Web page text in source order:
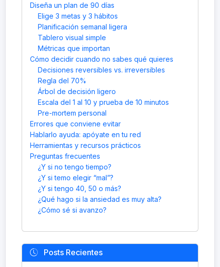
Diseña un plan de 90 días
Elige 3 metas y 3 hábitos
Planificación semanal ligera
Tablero visual simple
Métricas que importan
Cómo decidir cuando no sabes qué quieres
Decisiones reversibles vs. irreversibles
Regla del 70%
Árbol de decisión ligero
Escala del 1 al 10 y prueba de 10 minutos
Pre-mortem personal
Errores que conviene evitar
Hablarlo ayuda: apóyate en tu red
Herramientas y recursos prácticos
Preguntas frecuentes
¿Y si no tengo tiempo?
¿Y si temo elegir “mal”?
¿Y si tengo 40, 50 o más?
¿Qué hago si la ansiedad es muy alta?
¿Cómo sé si avanzo?
Posts Recientes